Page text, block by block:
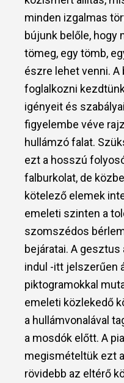
minden izgalmas
bújunk belőle, hogy
tömeg, egy tömb,
észre lehet venni.
foglalkozni
igényeit és
figyelembe véve
hullámzó falat.
ezt a hosszú
falburkolat, de
kötelező elemek
emeleti szinten a
szomszédos
bejáratai. A gesztus
indul -itt jelszerűen
piktogramokkal
emeleti közlekedő
a hullámvonalával
a mosdók előtt. A
megismételtük ezt
rövidebb az eltérő